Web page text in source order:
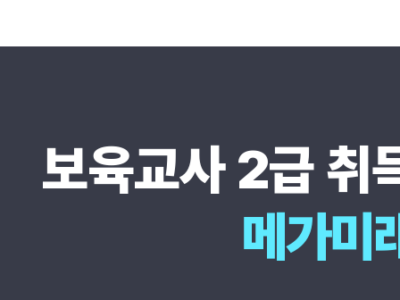
보육교사 2급 취
메가미